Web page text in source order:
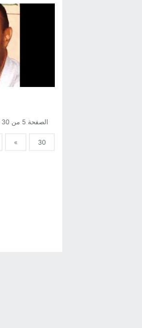
الصفحة 5 من 30
30
»